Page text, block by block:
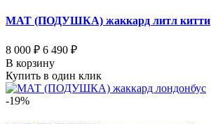
МАТ (ПОДУШКА) жаккард литл китти
8 000 ₽ 6 490 ₽
В корзину
Купить в один клик
-19%